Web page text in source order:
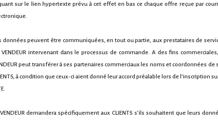
sur le lien hypertexte prévu à cet effet en bas ce chaque offre reçue par
données peuvent être communiquées, en tout ou partie, aux prestataires de
intervenant dans le processus de commande. A des fins
peut transférer à ses partenaires commerciaux les noms et coordonnées de
à condition que ceux-ci aient donné leur accord préalable lors de l’inscription
demandera spécifiquement aux CLIENTS s’ils souhaitent que leurs